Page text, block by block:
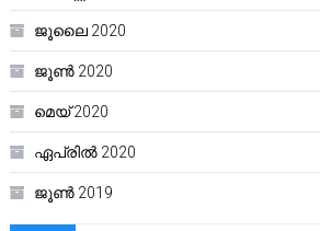
ജൂലൈ 2020
ജൂൺ 2020
മെയ്‌ 2020
ഏപ്രിൽ 2020
ജൂൺ 2019